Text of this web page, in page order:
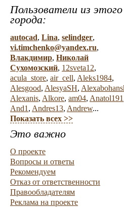
Пользователи из этого
города:
autocad, Lina, selindger,
vi.timchenko@yandex.ru,
Влакдимир, Николай
Сухомозский, 12sveta12,
acula_store, air_cell, Aleks1984,
Alesgood, AlesyaSH,
Alexanis, Alkore, am04, Anatol191
And1 , Andres13, Andrew...
Показать всех >>
Это важно
О проекте
Вопросы и ответы
Рекомендуем
Отказ от ответственности
Правообладателям
Реклама на проекте